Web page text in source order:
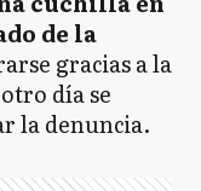
de la
gracias a la
día se
la denuncia.